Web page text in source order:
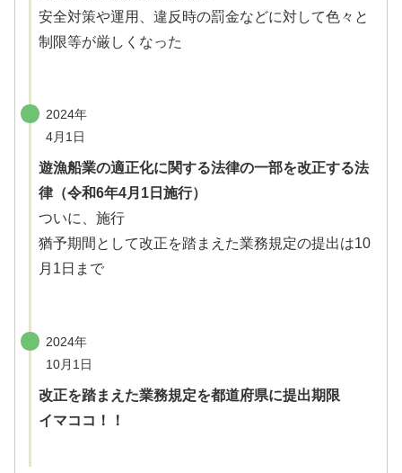
安全対策や運用、違反時の罰金などに対して色々と
制限等が厳しくなった
2024年
4月1日
遊漁船業の適正化に関する法律の一部を改正する法
律（令和6年4月1日施行）
ついに、施行
猶予期間として改正を踏まえた業務規定の提出は10
月1日まで
2024年
10月1日
改正を踏まえた業務規定を都道府県に提出期限
イマココ！！